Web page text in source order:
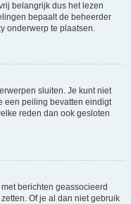
belangrijk dus het lezen
bepaalt de beheerder
onderwerp te plaatsen.
sluiten. Je kunt niet
een peiling bevatten eindigt
reden dan ook gesloten
berichten geassocieerd
Of je al dan niet gebruik